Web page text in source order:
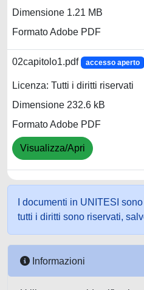
Dimensione 1.21 MB
Formato Adobe PDF
02capitolo1.pdf accesso aperto
Licenza: Tutti i diritti riservati
Dimensione 232.6 kB
Formato Adobe PDF
Visualizza/Apri
I documenti in UNITESI
tutti i diritti sono riservati,
Informazioni